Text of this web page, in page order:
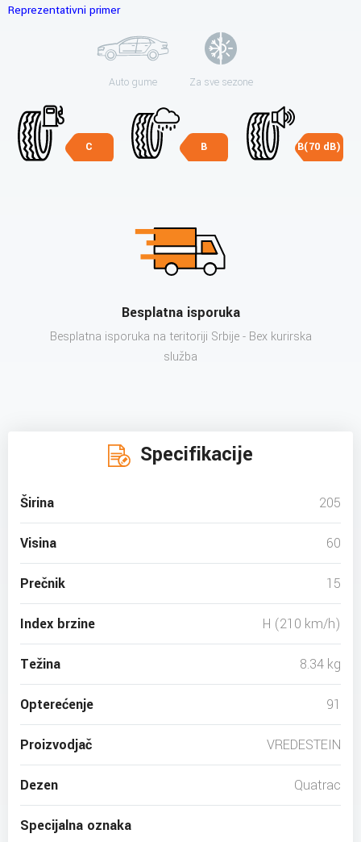
Reprezentativni primer
Auto gume Za sve sezone
C B B(70 dB)
Besplatna isporuka
Besplatna isporuka na teritoriji Srbije - Bex kurirska
služba
Specifikacije
Širina 205
Visina 60
Prečnik 15
Index brzine H (210 km/h)
Težina 8.34 kg
Opterećenje 91
Proizvodjač VREDESTEIN
Dezen Quatrac
Specijalna oznaka